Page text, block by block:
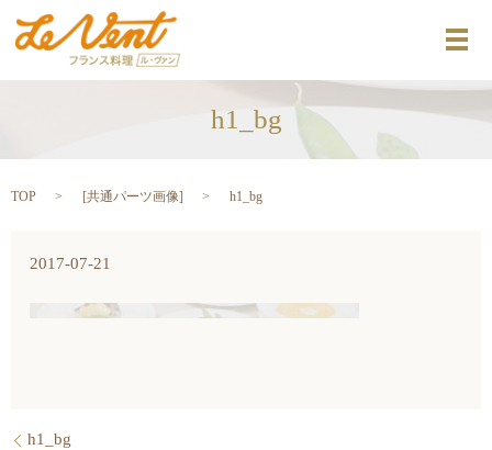
メ
h1_bg
TOP [共通パーツ画像] h1_bg
2017-07-21
h1_bg